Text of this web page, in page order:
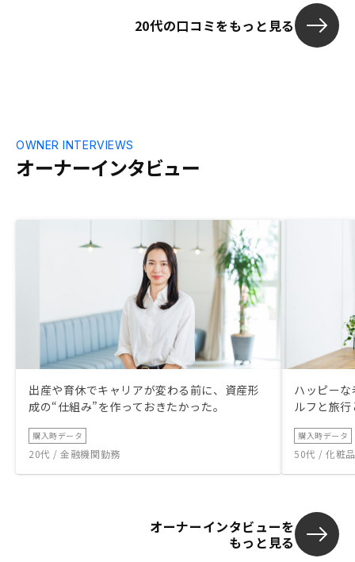
20代の口コミをもっと見る
オーナーインタビュー
OWNER INTERVIEWS
出産や育休でキャリアが変わる前に、資産形
成の“仕組み”を作っておきたかった。
購入時データ
20代 / 金融機関勤務
ハッピー
ルフと旅
購入時データ
50代 / 化粧
オーナーインタビューを
もっと見る